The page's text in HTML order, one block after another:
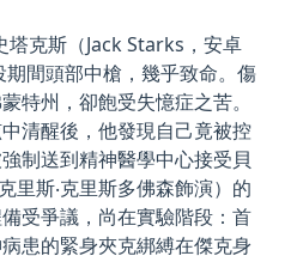
克斯（Jack Starks，安卓
期間頭部中槍，幾乎致命。傷
特州，卻飽受失憶症之苦。
清醒後，他發現自己竟被控
制送到精神醫學中心接受貝
里斯‧克里斯多佛森飾演）的
受爭議，尚在實驗階段：首
患的緊身夾克綁縛在傑克身